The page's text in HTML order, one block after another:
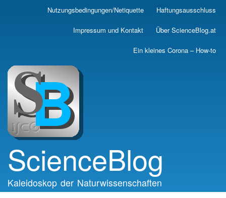
Skip
main
Nutzungsbedingungen/Netiquette Haftungsausschluss
Impressum und Kontakt Über ScienceBlog.at
Ein kleines Corona – How-to
ScienceBlog
Kaleidoskop der Naturwissenschaften